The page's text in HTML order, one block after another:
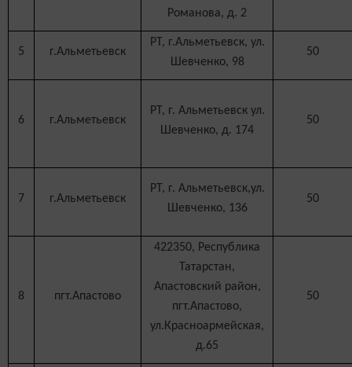
Романова, д. 2
5 г.Альметьевск
РТ, г.Альметьевск, ул.
Шевченко, 98
50
6 г.Альметьевск
РТ, г. Альметьевск ул.
Шевченко, д. 174
50
7 г.Альметьевск
РТ, г. Альметьевск,ул.
Шевченко, 136
50
8 пгт.Апастово
422350, Республика
Татарстан,
Апастовский район,
пгт.Апастово,
ул.Красноармейская,
д.65
50